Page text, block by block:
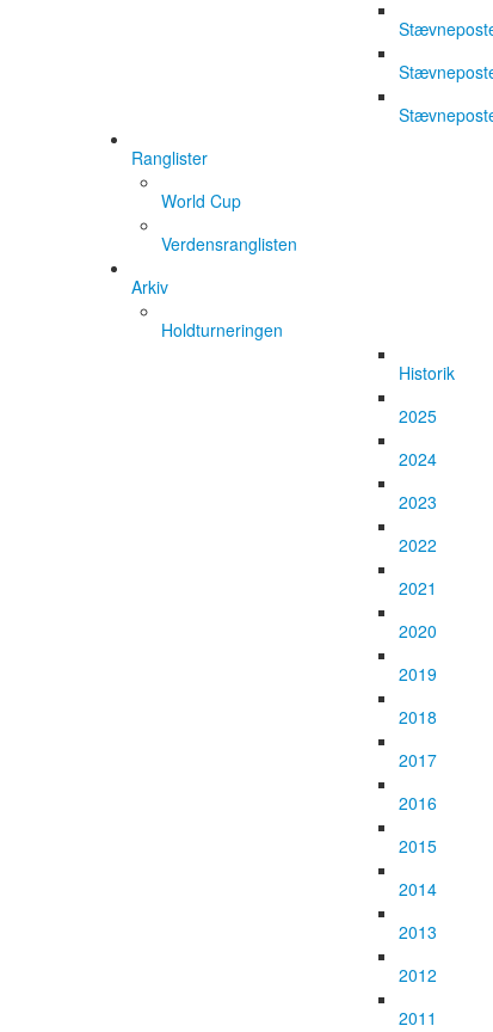
Ranglister
World Cup
Verdensranglisten
Arkiv
Holdturneringen
Historik
2025
2024
2023
2022
2021
2020
2019
2018
2017
2016
2015
2014
2013
2012
2011